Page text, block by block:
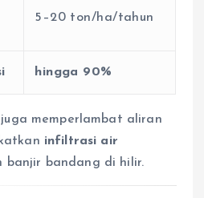
5–20 ton/ha/tahun
hingga 90%
memperlambat aliran
infiltrasi air
banjir bandang di hilir.